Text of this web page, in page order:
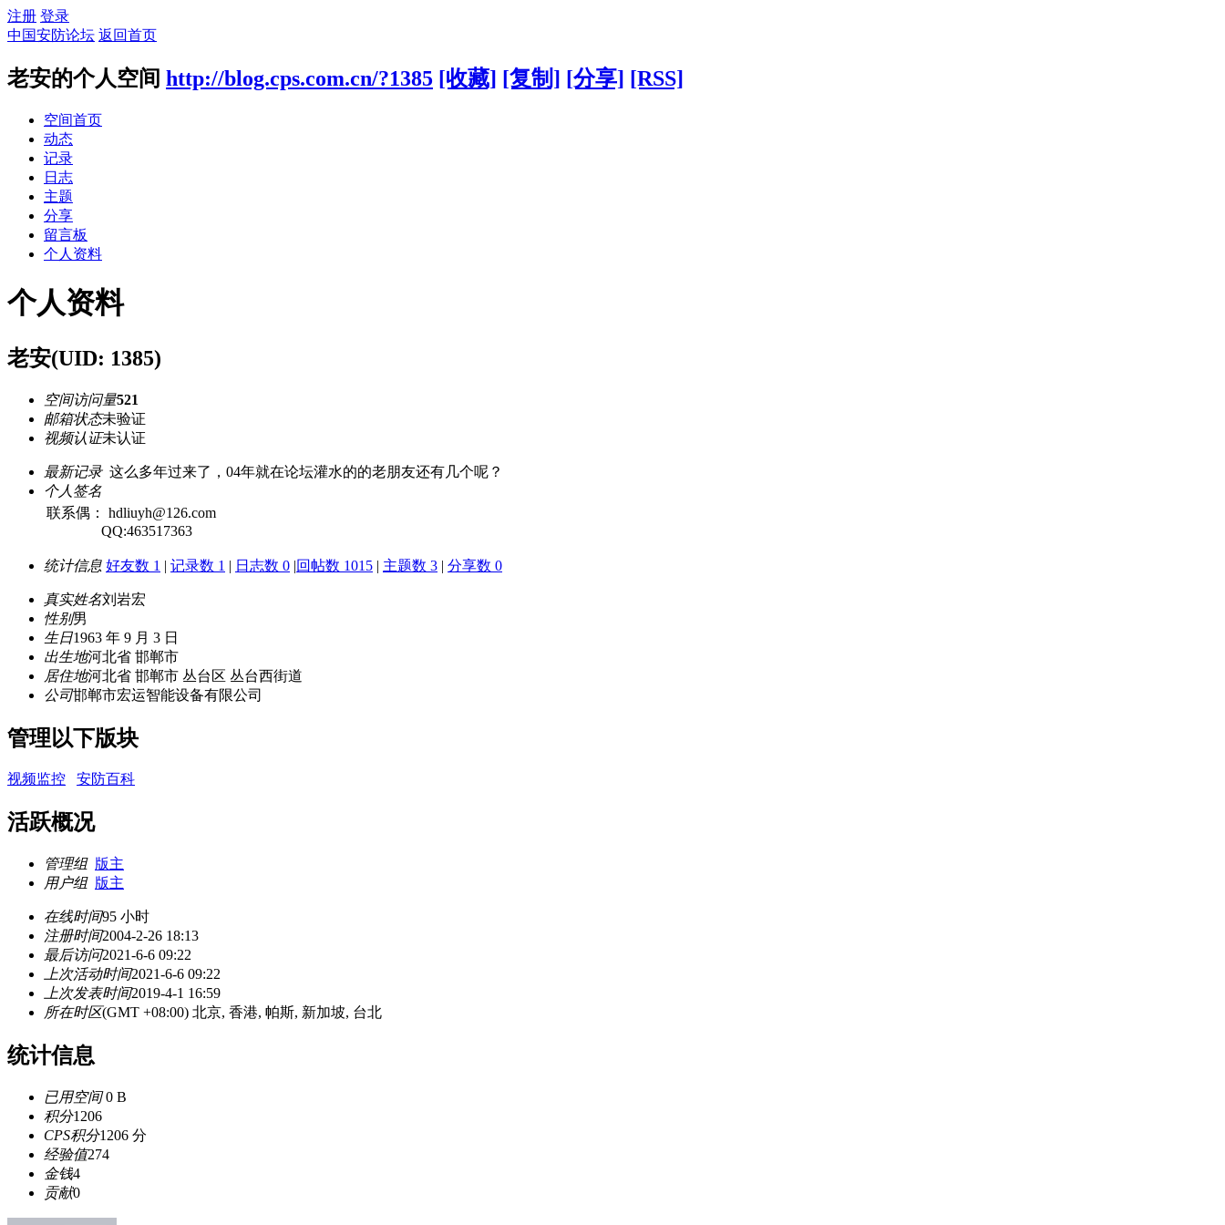
注册 登录
中国安防论坛 返回首页
老安的个人空间 http://blog.cps.com.cn/?1385 [收藏] [复制] [分享] [RSS]
空间首页
动态
记录
日志
主题
分享
留言板
个人资料
个人资料
老安(UID: 1385)
空间访问量521
邮箱状态未验证
视频认证未认证
最新记录 这么多年过来了，04年就在论坛灌水的的老朋友还有几个呢？
个人签名
联系偶： hdliuyh@126.com
QQ:463517363
统计信息 好友数 1 | 记录数 1 | 日志数 0 |回帖数 1015 | 主题数 3 | 分享数 0
真实姓名刘岩宏
性别男
生日1963 年 9 月 3 日
出生地河北省 邯郸市
居住地河北省 邯郸市 丛台区 丛台西街道
公司邯郸市宏运智能设备有限公司
管理以下版块
视频监控 安防百科
活跃概况
管理组 版主
用户组 版主
在线时间95 小时
注册时间2004-2-26 18:13
最后访问2021-6-6 09:22
上次活动时间2021-6-6 09:22
上次发表时间2019-4-1 16:59
所在时区(GMT +08:00) 北京, 香港, 帕斯, 新加坡, 台北
统计信息
已用空间0 B
积分1206
CPS积分1206 分
经验值274
金钱4
贡献0